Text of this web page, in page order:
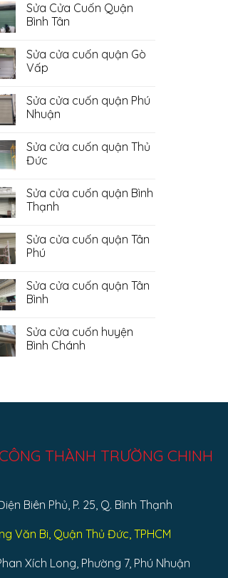
Sửa Cửa Cuốn Quận
Bình Tân
bình
luận
ở
Cuốn
Quận
Bình
Sửa cửa cuốn quận Gò
Vấp
bình
luận
ở
cuốn
quận
Gò
Sửa cửa cuốn quận Phú
Nhuận
bình
luận
ở
cuốn
quận
Phú
Sửa cửa cuốn quận Thủ
Đức
bình
luận
ở
cuốn
quận
Thủ
Sửa cửa cuốn quận Bình
Thạnh
bình
luận
ở
cuốn
quận
Bình
Sửa cửa cuốn quận Tân
Phú
bình
luận
ở
cuốn
quận
Tân
Sửa cửa cuốn quận Tân
Bình
bình
luận
ở
Sửa cửa cuốn huyện
Bình Chánh
ChánhTHÀNH TRƯỜNG CHINH
Biên Phủ, P. 25, Q. Bình Thạnh
Văn Bi, Quận Thủ Đức, TPHCM
Xích Long, Phường 7, Phú Nhuận